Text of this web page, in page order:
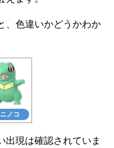
、色違いかどうかわか
ノコ
出現は確認されていま